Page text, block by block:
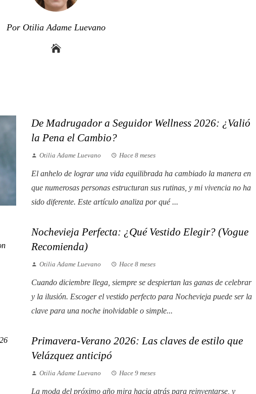
Por Otilia Adame Luevano
De Madrugador a Seguidor Wellness 2026: ¿Valió
la Pena el Cambio?
Otilia Adame Luevano Hace 8 meses
El anhelo de lograr una vida equilibrada ha cambiado la manera en
que numerosas personas estructuran sus rutinas, y mi vivencia no ha
sido diferente. Este artículo analiza por qué ...
Nochevieja Perfecta: ¿Qué Vestido Elegir? (Vogue
Recomienda)
Otilia Adame Luevano Hace 8 meses
Cuando diciembre llega, siempre se despiertan las ganas de celebrar
y la ilusión. Escoger el vestido perfecto para Nochevieja puede ser la
clave para una noche inolvidable o simple...
Primavera-Verano 2026: Las claves de estilo que
Velázquez anticipó
Otilia Adame Luevano Hace 9 meses
La moda del próximo año mira hacia atrás para reinventarse, y